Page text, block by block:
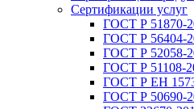
Сертификации услуг
ГОСТ Р 51870-
ГОСТ Р 56404-
ГОСТ Р 52058-
ГОСТ Р 51108-
ГОСТ Р ЕН
ГОСТ Р 50690-